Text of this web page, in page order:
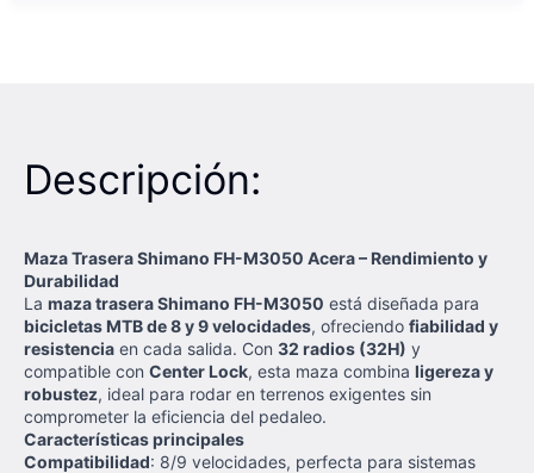
Descripción:
Maza Trasera Shimano FH-M3050 Acera – Rendimiento y
Durabilidad
La maza trasera Shimano FH-M3050 está diseñada para
bicicletas MTB de 8 y 9 velocidades, ofreciendo fiabilidad y
resistencia en cada salida. Con 32 radios (32H) y
compatible con Center Lock, esta maza combina ligereza y
robustez, ideal para rodar en terrenos exigentes sin
comprometer la eficiencia del pedaleo.
Características principales
Compatibilidad: 8/9 velocidades, perfecta para sistemas